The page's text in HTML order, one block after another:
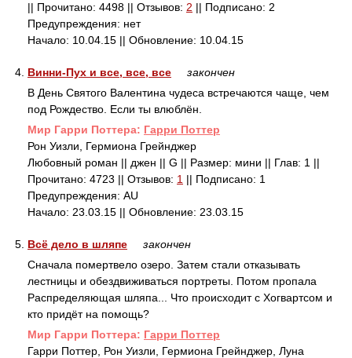
|| Прочитано: 4498 || Отзывов: 2 || Подписано: 2
Предупреждения: нет
Начало: 10.04.15 || Обновление: 10.04.15
4. Винни-Пух и все, все, все
закончен
В День Святого Валентина чудеса встречаются чаще, чем
под Рождество. Если ты влюблён.
Mир Гарри Поттера: Гарри Поттер
Рон Уизли, Гермиона Грейнджер
Любовный роман || джен || G || Размер: мини || Глав: 1 ||
Прочитано: 4723 || Отзывов: 1 || Подписано: 1
Предупреждения: AU
Начало: 23.03.15 || Обновление: 23.03.15
5. Всё дело в шляпе
закончен
Сначала помертвело озеро. Затем стали отказывать
лестницы и обездвиживаться портреты. Потом пропала
Распределяющая шляпа... Что происходит с Хогвартсом и
кто придёт на помощь?
Mир Гарри Поттера: Гарри Поттер
Гарри Поттер, Рон Уизли, Гермиона Грейнджер, Луна